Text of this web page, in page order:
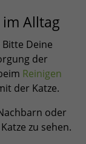
Alltag
Bitte Deine
der
Reinigen
der Katze.
oder
zu sehen.